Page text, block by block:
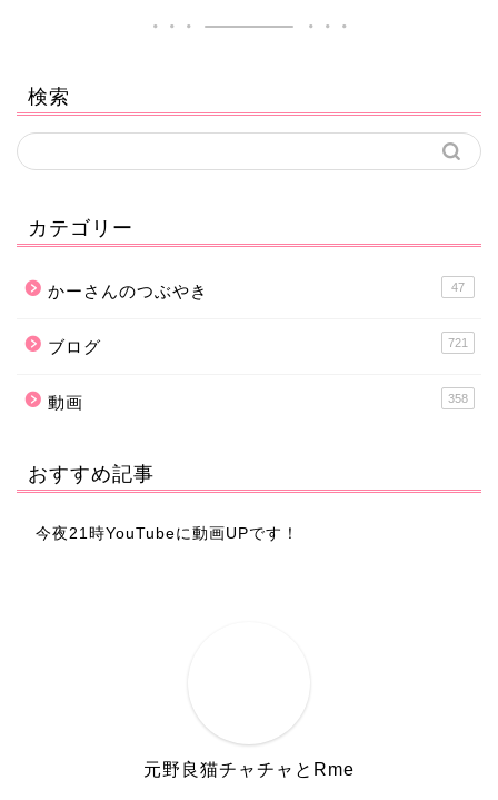
検索
カテゴリー
かーさんのつぶやき 47
ブログ 721
動画 358
おすすめ記事
今夜21時YouTubeに動画UPです！
元野良猫チャチャとRme